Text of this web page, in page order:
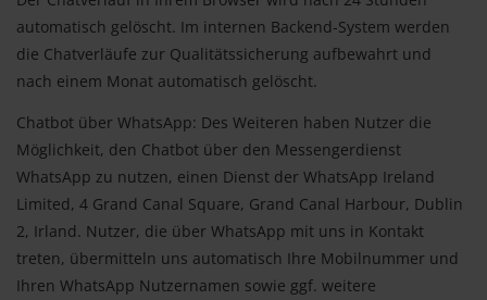
automatisch gelöscht. Im internen Backend-System werden
die Chatverläufe zur Qualitätssicherung aufbewahrt und
nach einem Monat automatisch gelöscht.
Chatbot über WhatsApp: Des Weiteren haben Nutzer die
Möglichkeit, den Chatbot über den Messengerdienst
WhatsApp zu nutzen, einen Dienst der WhatsApp Ireland
Limited, 4 Grand Canal Square, Grand Canal Harbour, Dublin
2, Irland. Nutzer, die über WhatsApp mit uns in Kontakt
treten, übermitteln uns automatisch Ihre Mobilnummer und
Ihren WhatsApp Nutzernamen sowie ggf. weitere